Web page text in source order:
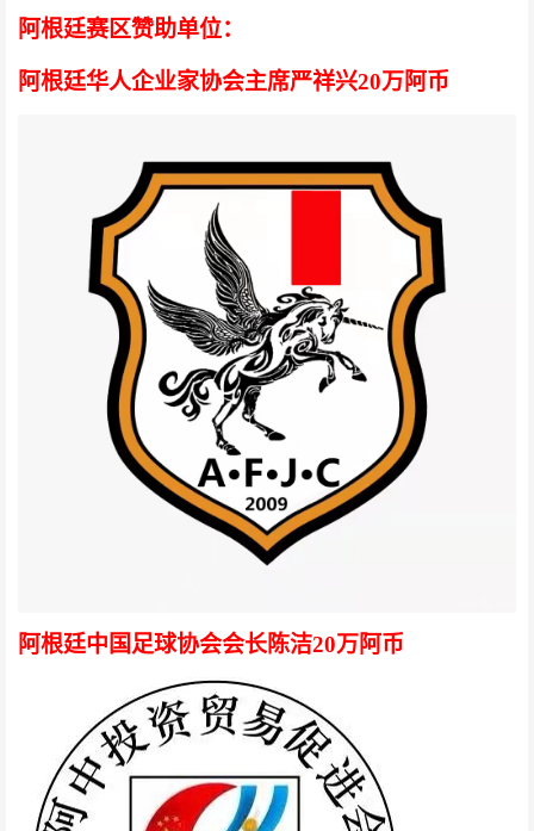
阿根廷赛区赞助单位：
阿根廷华人企业家协会主席严祥兴20万阿币
阿根廷中国足球协会会长陈洁20万阿币